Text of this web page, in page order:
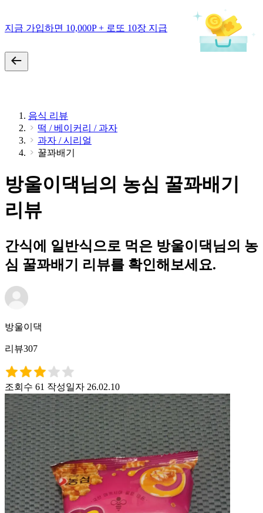
지금 가입하면 10,000P + 로또 10장 지급
음식 리뷰
떡 / 베이커리 / 과자
과자 / 시리얼
꿀꽈배기
방울이댁님의 농심 꿀꽈배기
리뷰
간식에 일반식으로 먹은 방울이댁님의 농
심 꿀꽈배기 리뷰를 확인해보세요.
방울이댁
리뷰307
조회수 61 작성일자 26.02.10